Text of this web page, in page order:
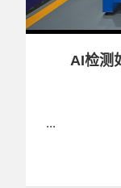
AI检测
...